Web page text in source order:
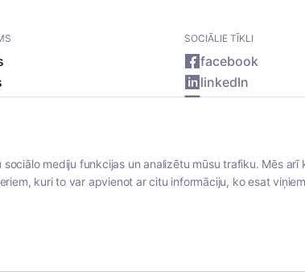
SOCIĀLIE TĪKLI
facebook
linkedIn
mediju funkcijas un analizētu mūsu trafiku. Mēs
kuri to var apvienot ar citu informāciju, ko esat